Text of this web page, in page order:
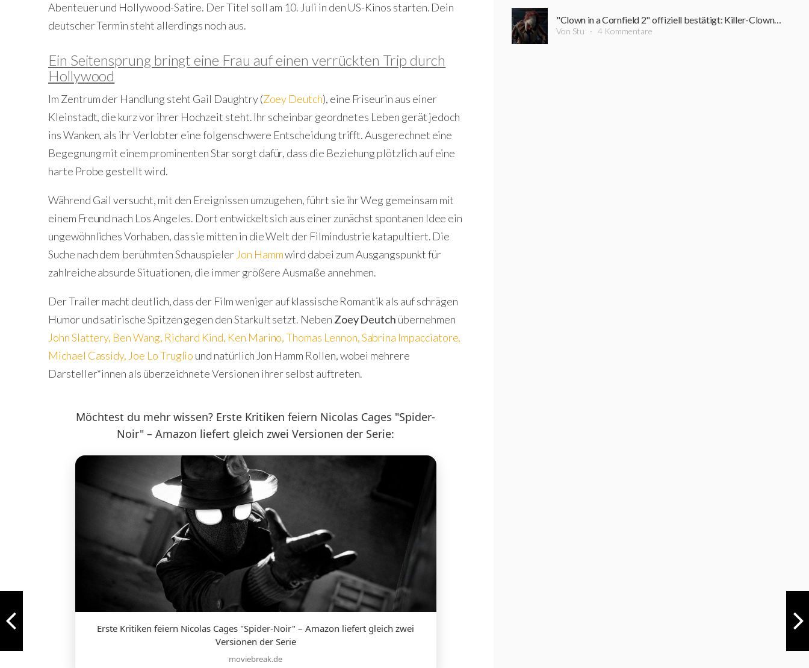
Abenteuer und Hollywood-Satire. Der Titel soll am 10. Juli in den US-Kinos starten. Dein
deutscher Termin steht allerdings noch aus.
Ein Seitensprung bringt eine Frau auf einen verrückten Trip durch
Hollywood
Im Zentrum der Handlung steht Gail Daughtry (Zoey Deutch), eine Friseurin aus einer
Kleinstadt, die kurz vor ihrer Hochzeit steht. Ihr scheinbar geordnetes Leben gerät jedoch
ins Wanken, als ihr Verlobter eine folgenschwere Entscheidung trifft. Ausgerechnet eine
Begegnung mit einem prominenten Star sorgt dafür, dass die Beziehung plötzlich auf eine
harte Probe gestellt wird.
Während Gail versucht, mit den Ereignissen umzugehen, führt sie ihr Weg gemeinsam mit
einem Freund nach Los Angeles. Dort entwickelt sich aus einer zunächst spontanen Idee ein
ungewöhnliches Vorhaben, das sie mitten in die Welt der Filmindustrie katapultiert. Die
Suche nach dem berühmten Schauspieler Jon Hammwird dabei zum Ausgangspunkt für
zahlreiche absurde Situationen, die immer größere Ausmaße annehmen.
Der Trailer macht deutlich, dass der Film weniger auf klassische Romantik als auf schrägen
Humor und satirische Spitzen gegen den Starkult setzt. Neben Zoey Deutch übernehmen
John Slattery, Ben Wang, Richard Kind, Ken Marino,Thomas Lennon,Sabrina Impacciatore,
Michael Cassidy, Joe Lo Truglio und natürlich Jon Hamm Rollen, wobei mehrere
Darsteller*innen als überzeichnete Versionen ihrer selbst auftreten.
Möchtest du mehr wissen? Erste Kritiken feiern Nicolas Cages "Spider-
Noir" – Amazon liefert gleich zwei Versionen der Serie:
Erste Kritiken feiern Nicolas Cages "Spider-Noir" – Amazon liefert gleich zwei
Versionen der Serie
moviebreak.de
"Clown in a Cornfield 2" offiziell bestätigt: Killer-Clown kehrt zurück
Von Stu 4 Kommentare